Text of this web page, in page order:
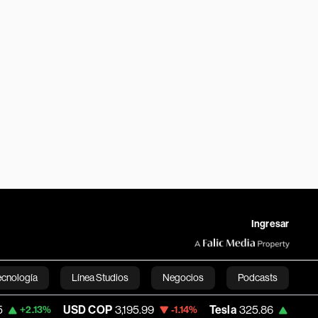
Ingresar
Línea Studios Negocios Podcasts
English
USD COP 3,195.99 -1.14% Tesla 325.86 +1.18% Space